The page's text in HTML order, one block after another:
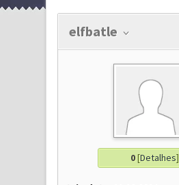
elfbatle
0[Detalhes]